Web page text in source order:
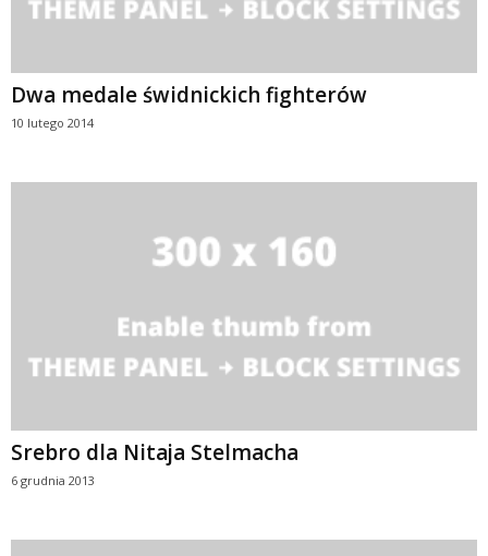
Dwa medale świdnickich fighterów
10 lutego 2014
Srebro dla Nitaja Stelmacha
6 grudnia 2013